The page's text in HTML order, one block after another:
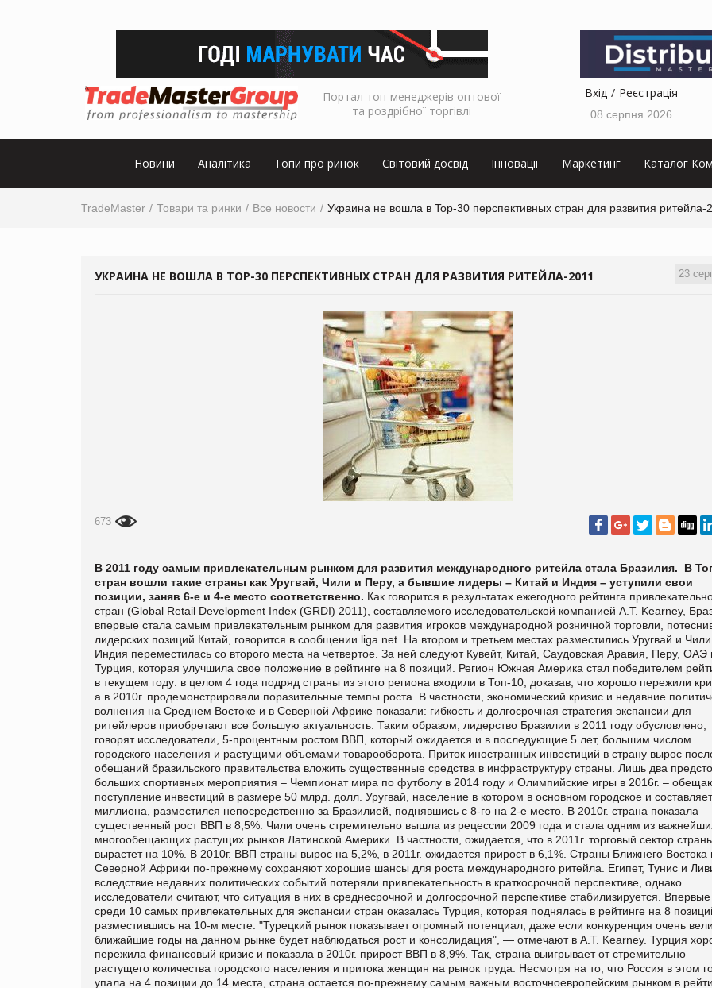
Портал топ-менеджерів оптової
та роздрібної торгівлі
Вхід Реєстрація
08 серпня 2026
Новини Аналітика Топи про ринок Світовий досвід Інновації Маркетинг Каталог
TradeMaster Товари та ринки Все новости Украина не вошла в Top-30 перспективных стран для развития ритейла-
23
УКРАИНА НЕ ВОШЛА В TOP-30 ПЕРСПЕКТИВНЫХ СТРАН ДЛЯ РАЗВИТИЯ РИТЕЙЛА-2011
673
В 2011 году самым привлекательным рынком для развития международного ритейла стала Бразилия. В
стран вошли такие страны как Уругвай, Чили и Перу, а бывшие лидеры – Китай и Индия – уступили свои
позиции, заняв 6-е и 4-е место соответственно. Как говорится в результатах ежегодного рейтинга
стран (Global Retail Development Index (GRDI) 2011), составляемого исследовательской компанией A.T. Kearney,
впервые стала самым привлекательным рынком для развития игроков международной розничной торговли,
лидерских позиций Китай, говорится в сообщении liga net . На втором и третьем местах разместились Уругвай и Чили.
Индия переместилась со второго места на четвертое. За ней следуют Кувейт, Китай, Саудовская Аравия, Перу, ОАЭ
Турция, которая улучшила свое положение в рейтинге на 8 позиций. Регион Южная Америка стал победителем
в текущем году: в целом 4 года подряд страны из этого региона входили в Топ-10, доказав, что хорошо пережили
а в 2010г. продемонстрировали поразительные темпы роста. В частности, экономический кризис и недавние
волнения на Среднем Востоке и в Северной Африке показали: гибкость и долгосрочная стратегия экспансии для
ритейлеров приобретают все большую актуальность. Таким образом, лидерство Бразилии в 2011 году обусловлено,
говорят исследователи, 5-процентным ростом ВВП, который ожидается и в последующие 5 лет, большим числом
городского населения и растущими объемами товарооборота. Приток иностранных инвестиций в страну вырос
обещаний бразильского правительства вложить существенные средства в инфраструктуру страны. Лишь два
больших спортивных мероприятия – Чемпионат мира по футболу в 2014 году и Олимпийские игры в 2016г. –
поступление инвестиций в размере 50 млрд. долл. Уругвай, население в котором в основном городское и
миллиона, разместился непосредственно за Бразилией, поднявшись с 8-го на 2-е место. В 2010г. страна показала
существенный рост ВВП в 8,5%. Чили очень стремительно вышла из рецессии 2009 года и стала одним из
многообещающих растущих рынков Латинской Америки. В частности, ожидается, что в 2011г. торговый сектор
вырастет на 10%. В 2010г. ВВП страны вырос на 5,2%, в 2011г. ожидается прирост в 6,1%. Страны Ближнего Востока
Северной Африки по-прежнему сохраняют хорошие шансы для роста международного ритейла. Египет, Тунис и
вследствие недавних политических событий потеряли привлекательность в краткосрочной перспективе, однако
исследователи считают, что ситуация в них в среднесрочной и долгосрочной перспективе стабилизируется. Впервые
среди 10 самых привлекательных для экспансии стран оказалась Турция, которая поднялась в рейтинге на 8
разместившись на 10-м месте. "Турецкий рынок показывает огромный потенциал, даже если конкуренция очень
ближайшие годы на данном рынке будет наблюдаться рост и консолидация", — отмечают в A.T. Kearney. Турция
пережила финансовый кризис и показала в 2010г. прирост ВВП в 8,9%. Так, страна выигрывает от стремительно
растущего количества городского населения и притока женщин на рынок труда. Несмотря на то, что Россия в этом
упала на 4 позиции до 14 места, страна остается по-прежнему самым важным восточноевропейским рынком в